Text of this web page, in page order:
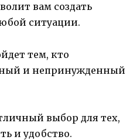
вам создать
ситуации.
тем, кто
и непринужденный
выбор для тех,
и удобство.